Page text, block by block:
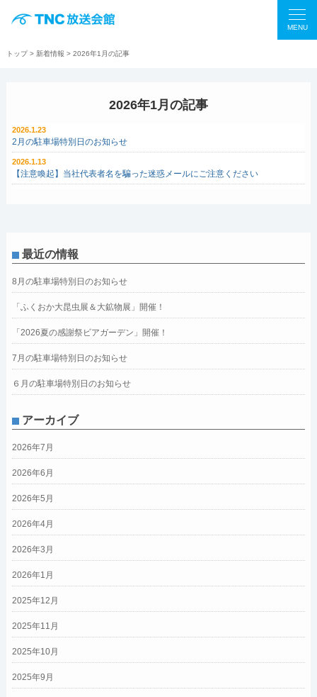
MENU
トップ> 新着情報 > 2026年1月の記事
2026年1月の記事
2026.1.23
2月の駐車場特別日のお知らせ
2026.1.13
【注意喚起】当社代表者名を騙った迷惑メールにご注意ください
最近の情報
8月の駐車場特別日のお知らせ
「ふくおか大昆虫展＆大鉱物展」開催！
「2026夏の感謝祭ビアガーデン」開催！
7月の駐車場特別日のお知らせ
６月の駐車場特別日のお知らせ
アーカイブ
2026年7月
2026年6月
2026年5月
2026年4月
2026年3月
2026年1月
2025年12月
2025年11月
2025年10月
2025年9月